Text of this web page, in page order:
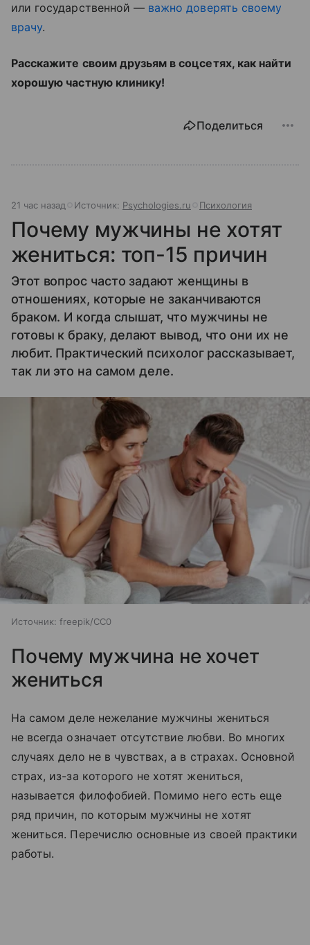
или государственной — важно доверять своему
врачу.
Расскажите своим друзьям в соцсетях, как найти
хорошую частную клинику!
Поделиться
21 час назад Источник: Psychologies.ru Психология
Почему мужчины не хотят
жениться: топ-15 причин
Этот вопрос часто задают женщины в
отношениях, которые не заканчиваются
браком. И когда слышат, что мужчины не
готовы к браку, делают вывод, что они их не
любит. Практический психолог рассказывает,
так ли это на самом деле.
Источник: freepik/CC0
Почему мужчина не хочет
жениться
На самом деле нежелание мужчины жениться
не всегда означает отсутствие любви. Во многих
случаях дело не в чувствах, а в страхах. Основной
страх, из-за которого не хотят жениться,
называется филофобией. Помимо него есть еще
ряд причин, по которым мужчины не хотят
жениться. Перечислю основные из своей практики
работы.